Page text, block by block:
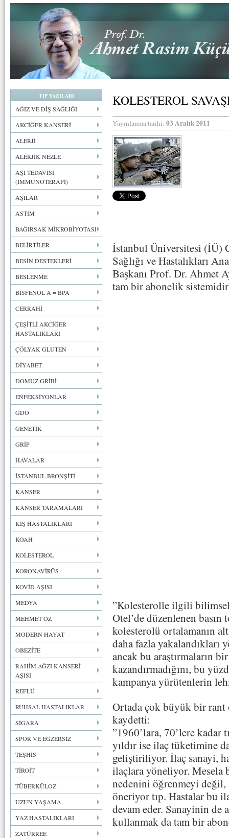
TIP YAZILARI
AĞIZ VE DİŞ SAĞLIĞI
AKCİĞER KANSERİ
ALERJİ
ALERJİK NEZLE
AŞI TEDAVİSİ
(İMMUNOTERAPİ)
AŞILAR
ASTIM
BAĞIRSAK MİKROBİYOTASI
BELİRTİLER
BESİN DESTEKLERİ
BESLENME
BİSFENOL A = BPA
CERRAHİ
ÇEŞİTLİ AKCİĞER
HASTALIKLARI
ÇÖLYAK GLUTEN
DİYABET
DOMUZ GRİBİ
ENFEKSİYONLAR
GDO
GENETİK
GRİP
HAVALAR
İSTANBUL BRONŞİTİ
KANSER
KANSER TARAMALARI
KIŞ HASTALIKLARI
KOAH
KOLESTEROL
KORONAVİRÜS
KOVİD AŞISI
MEDYA
MEHMET ÖZ
MODERN HAYAT
OBEZİTE
RAHİM AĞZI KANSERİ
AŞISI
REFLÜ
RUHSAL HASTALIKLAR
SİGARA
SPOR VE EGZERSİZ
TEŞHİS
TİROİT
TÜBERKÜLOZ
UZUN YAŞAMA
YAZ HASTALIKLARI
ZATÜRREE
KOLESTEROL
Yayınlanma tarihi: 03 Aralık 2011
İstanbul Üniversitesi (İÜ)
Sağlığı ve Hastalıkları
Başkanı Prof. Dr. Ahmet
tam bir abonelik
”Kolesterolle ilgili bilimsel
Otel’de düzenlenen basın
kolesterolü ortalamanın
daha fazla yakalandıkları
ancak bu araştırmaların
kazandırmadığını, bu
kampanya yürütenlerin
Ortada çok büyük bir rant
kaydetti:
”1960’lara, 70’lere kadar
yıldır ise ilaç tüketimine
geliştiriliyor. İlaç sanayi,
ilaçlara yöneliyor. Mesela
nedenini öğrenmeyi değil,
öneriyor tıp. Hastalar bu
devam eder. Sanayinin de
kullanmak da tam bir